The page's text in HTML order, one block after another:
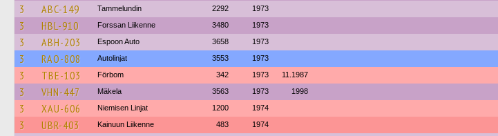
3 ABC-149 Tammelundin 2292 1973
3 HBL-910 Forssan Liikenne 3480 1973
3 ABH-203 Espoon Auto 3658 1973
3 RAO-808 Autolinjat 3553 1973
3 TBE-103 Förbom 342 1973 11.1987
3 VHN-447 Mäkela 3563 1973 1998
3 XAU-606 Niemisen Linjat 1200 1974
3 UBR-403 Kainuun Liikenne 483 1974